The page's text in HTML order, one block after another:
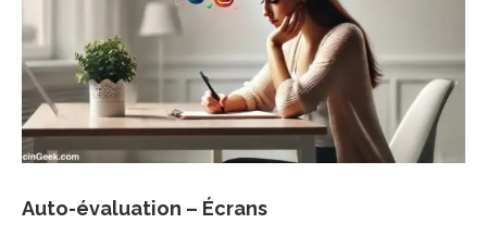
Auto-évaluation – Écrans